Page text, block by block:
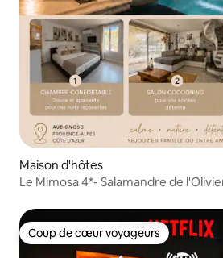
Maison d'hôtes
Le Mimosa 4*- Salamandre de
Coup de cœur voyageurs
Coup de cœur voyageurs